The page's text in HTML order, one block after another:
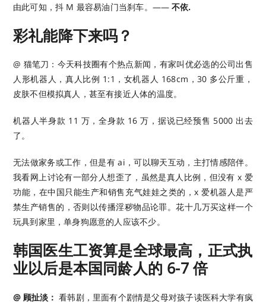
由此可知，抖 M 最容易油门当刹车。——不依. ​​​
彩礼能降下来吗？
@ 猫笔刀：今天科技圈有个热点新闻，有家叫优必选的公司出售
人形机器人，真人比例 1:1，女机器人 168cm，30 多公斤重，
皮肤不但模拟真人，甚至有接近人体的温度。
机器人半身款 11 万，全身款 16 万，据说已经预售 5000 出去
了。
无法做家务或工作，但是有 ai，可以聊天互动，主打情感陪伴。
我看网上讨论有一部分人想歪了，虽然是真人比例，但没有 x 爱
功能，在中国只能生产和销售充气娃娃之类的，x 爱机器人是严
禁生产销售的，否则以传播淫秽物品论罪。花十几万买这样一个
玩具到家里，单身狗愿意的人应该不少。
韩国医生工资算是全球最高，正式执
业以后是本国同龄人的 6-7 倍
@ 顾扯淡： 看韩剧，里面有个剧情是父母对孩子读医科大学有疯